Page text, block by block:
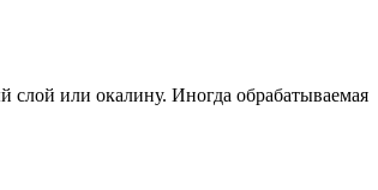
слой или окалину. Иногда обрабатываемая